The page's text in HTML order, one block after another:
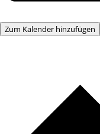
Zum Kalender hinzufügen